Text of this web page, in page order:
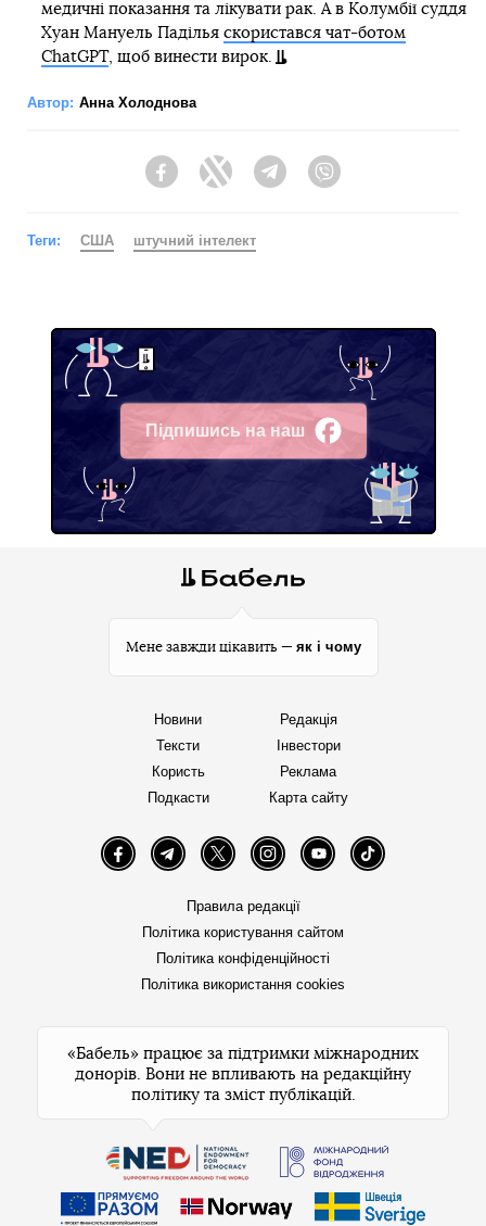
медичні показання та лікувати рак. А в Колумбії суддя
Хуан Мануель Паділья скористався чат-ботом
ChatGPT, щоб винести вирок.
Автор: Анна Холоднова
FacebookTwitter Telegram
Теги: США штучний інтелект
Підпишись на наш
Facebook
Мене завжди цікавить — як і чому
Новини
Тексти
Користь
Подкасти
Редакція
Інвестори
Реклама
Карта сайту
FacebookTelegramTwitter InstagramYouTube TikTok
Правила редакції
Політика користування сайтом
Політика конфіденційності
Політика використання cookies
«Бабель» працює за підтримки міжнародних
донорів. Вони не впливають на редакційну
політику та зміст публікацій.